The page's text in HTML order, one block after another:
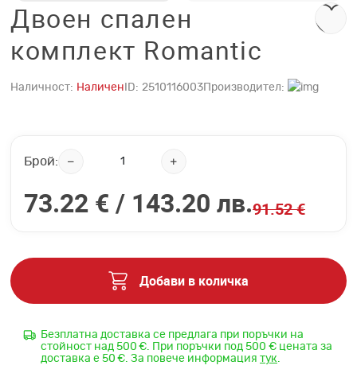
Двоен спален
комплект Romantic
Наличност: Наличен ID: 2510116003 Производител:
Брой:
73.22 € / 143.20 лв.91.52 €
Добави в количка
Безплатна доставка се предлага при поръчки на
стойност над 500 €. При поръчки под 500 € цената за
доставка е 50 €. За повече информация тук.